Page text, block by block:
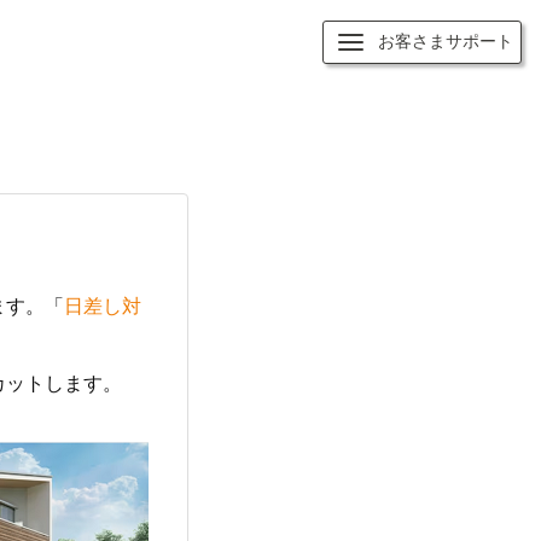
お客さまサポート
。「 日差し対
トします。